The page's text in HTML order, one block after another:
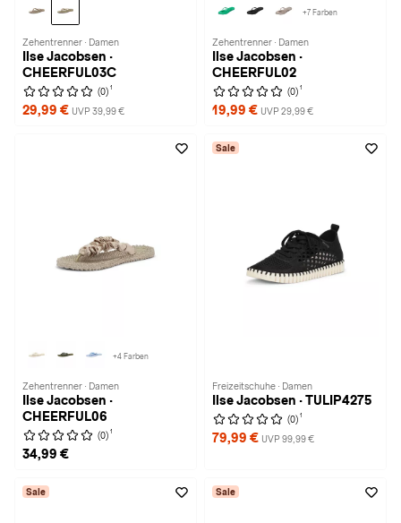
Zehentrenner · Damen
Ilse Jacobsen ·
CHEERFUL03C
(0) 1
29,99 € UVP 39,99 €
+7 Farben
Zehentrenner · Damen
Ilse Jacobsen ·
CHEERFUL02
(0) 1
19,99 € UVP 29,99 €
+4 Farben
Zehentrenner · Damen
Ilse Jacobsen ·
CHEERFUL06
(0) 1
34,99 €
Sale
Freizeitschuhe · Damen
Ilse Jacobsen · TULIP4275
(0) 1
79,99 € UVP 99,99 €
Sale Sale